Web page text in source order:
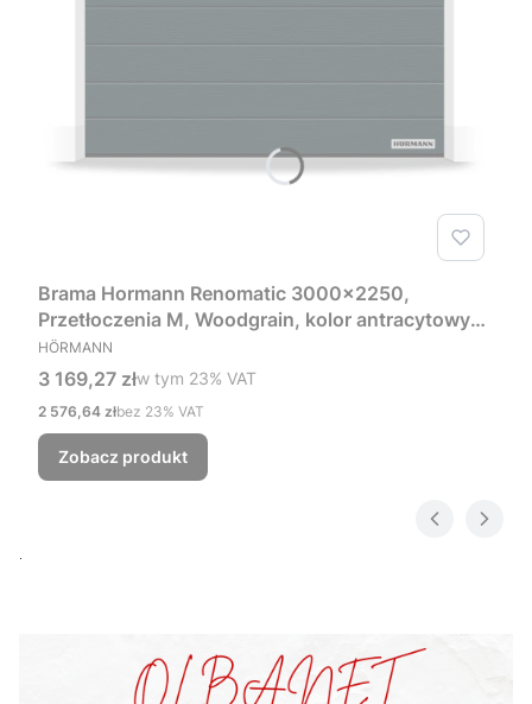
Brama Hormann Renomatic 3000x2250,
Przetłoczenia M, Woodgrain, kolor antracytowy
RAL 7016 + Prowadzenie Z
PRODUCENT
HÖRMANN
Cena brutto
3 169,27 złw tym %s VAT
w tym 23% VAT
Cena netto
2 576,64 złbez 23% VAT
Zobacz produkt